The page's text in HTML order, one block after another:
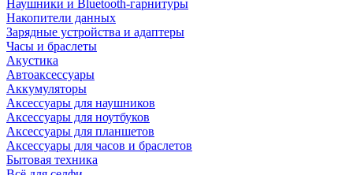
Наушники и Bluetooth-гарнитуры
Накопители данных
Зарядные устройства и адаптеры
Часы и браслеты
Акустика
Автоаксессуары
Аккумуляторы
Аксессуары для наушников
Аксессуары для ноутбуков
Аксессуары для планшетов
Аксессуары для часов и браслетов
Бытовая техника